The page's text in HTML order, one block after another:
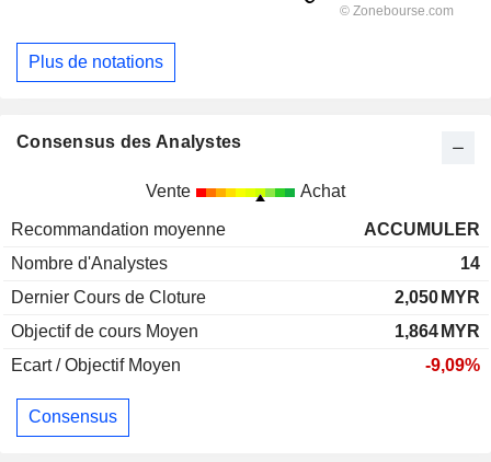
Plus de notations
Consensus des Analystes
Vente Achat
Recommandation moyenne
ACCUMULER
Nombre d'Analystes
14
Dernier Cours de Cloture
2,050 MYR
Objectif de cours Moyen
1,864 MYR
Ecart / Objectif Moyen
-9,09%
Consensus